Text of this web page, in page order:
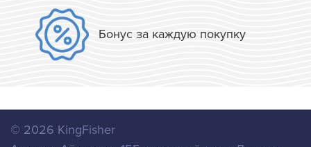
Бонус за каждую покупку
© 2026 KingFisher